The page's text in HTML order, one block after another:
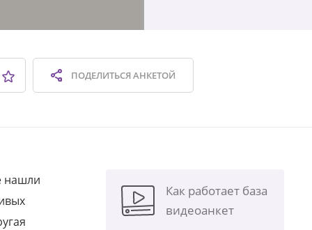
ПОДЕЛИТЬСЯАНКЕТОЙ
нашли
Как работает база
видеоанкет